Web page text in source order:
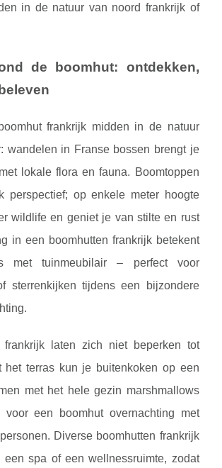
in de natuur van noord frankrijk of
de boomhut: ontdekken,
frankrijk midden in de natuur
wandelen in Franse bossen brengt je
lokale flora en fauna. Boomtoppen
perspectief; op enkele meter hoogte
wildlife en geniet je van stilte en rust
in een boomhutten frankrijk betekent
met tuinmeubilair – perfect voor
sterrenkijken tijdens een bijzondere
frankrijk laten zich niet beperken tot
het terras kun je buitenkoken op een
met het hele gezin marshmallows
voor een boomhut overnachting met
Diverse boomhutten frankrijk
een spa of een wellnessruimte, zodat